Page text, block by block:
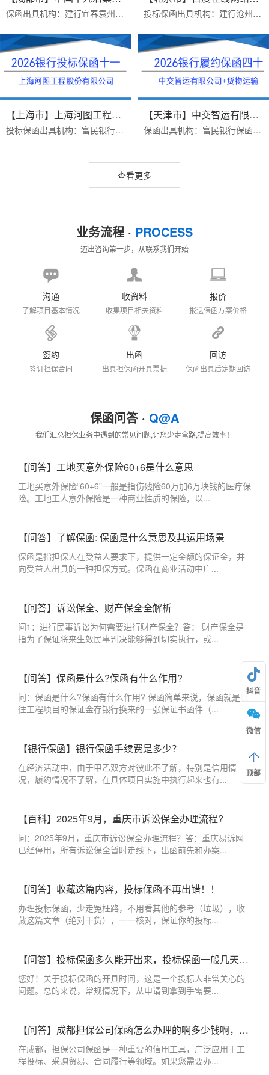
保函出具机构：建行宜春袁州支行保函受益人：中国十九冶集团有限公司办理时效：三个工作日办理优势：1.保函见索即付格式，富民银行不免反担保，建行免反担保，上门重签2.23... 投标保函出具机构：建行沧州新华路支行保函受益人：百度在线网络技术（北京）有限公司保函金额：200000出函时间：2026年07月16日办理优势：1 完全符合招标公告要求2费用便宜...
【上海市】上海河图工程股份有限...
投标保函出具机构：富民银行保函受益人：上海河图工程股份有限公司保函金额：50000出函时间：2026年07月16日办理优势：1 完全符合招标文件要求（招标文件有格式要求）2费用...
【天津市】中交智运有限公司/货物...
保函出具机构：富民银行保函受益人：中交智运有限公司保函类型：货物运输类银行履保函办理时效：三个工作日办理优势：1.富民银行价格便宜2.异地项目远程办理保函金额：9224...
查看更多
业务流程 · PROCESS
迈出咨询第一步，从联系我们开始
沟通
了解项目基本情况
收资料
收集项目相关资料
报价
报送保函方案价格
签约
签订担保合同
出函
出具担保函开具票据
回访
保函出具后定期回访
保函问答 · Q@A
我们汇总担保业务中遇到的常见问题,让您少走弯路,提高效率！
【问答】工地买意外保险60+6是什么意思
工地买意外保险“60+6”一般是指伤残险60万加6万块钱的医疗保
险。工地工人意外保险是一种商业性质的保险，以...
【问答】了解保函: 保函是什么意思及其运用场景
保函是指担保人在受益人要求下，提供一定金额的保证金，并
向受益人出具的一种担保方式。保函在商业活动中广...
【问答】诉讼保全、财产保全全解析
问1：进行民事诉讼为何需要进行财产保全？答： 财产保全是
指为了保证将来生效民事判决能够得到切实执行，或...
【问答】保函是什么?保函有什么作用?
问：保函是什么?保函有什么作用? 保函简单来说，保函就是以
往工程项目的保证金存银行换来的一张保证书函件（...
【银行保函】银行保函手续费是多少？
在经济活动中，由于甲乙双方对彼此不了解，特别是信用情
况，履约情况不了解，在具体项目实施中执行起来也有...
【百科】2025年9月，重庆市诉讼保全办理流程?
问：2025年9月，重庆市诉讼保全办理流程？答：重庆易诉网
已经停用，所有诉讼保全暂时走线下，出函前先和办案...
【问答】收藏这篇内容，投标保函不再出错！！
办理投标保函，少走冤枉路，不用看其他的参考（垃圾），收
藏这篇文章（绝对干货），一一核对，保证你的投标...
【问答】投标保函多久能开出来，投标保函一般几天出来？
您好！关于投标保函的开具时间，这是一个投标人非常关心的
问题。总的来说，常规情况下，从申请到拿到手需要...
【问答】成都担保公司保函怎么办理的啊多少钱啊，成都办理保函的担保公司
在成都，担保公司保函是一种重要的信用工具，广泛应用于工
程投标、采购贸易、合同履行等领域。如果您需要办...
抖音
微信
顶部